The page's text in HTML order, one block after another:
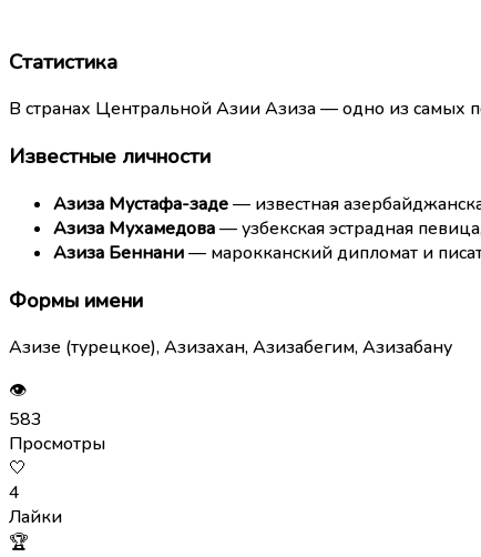
Статистика
В странах Центральной Азии Азиза — одно из самых
Известные личности
Азиза Мустафа-заде— известная
Азиза Мухамедова— узбекская эстрадная
Азиза Беннани— марокканский дипломат и
Формы имени
Азизе (турецкое), Азизахан, Азизабегим, Азизабану
👁
583
Просмотры
🤍
4
Лайки
🏆